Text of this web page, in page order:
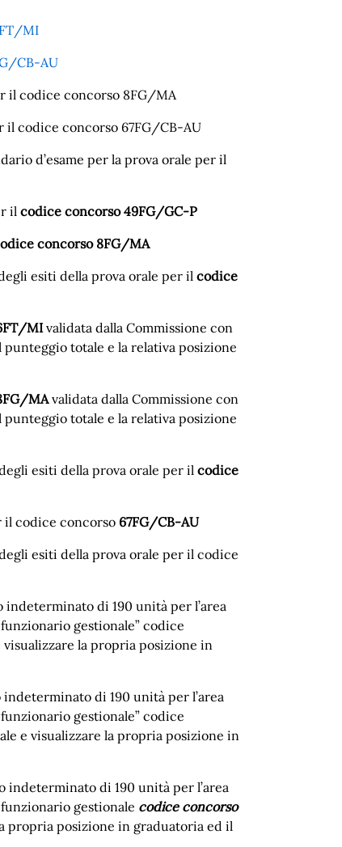
MI
CB-AU
il codice concorso 8FG/MA
il codice concorso 67FG/CB-AU
d’esame per la prova orale per il
il codice concorso 49FG/GC-P
concorso 8FG/MA
degli esiti della prova orale per il codice
MIvalidata dalla Commissione con
totale e la relativa posizione
MAvalidata dalla Commissione con
totale e la relativa posizione
degli esiti della prova orale per il codice
il codice concorso 67FG/CB-AU
degli esiti della prova orale per il codice
indeterminato di 190 unità per l’area
gestionale” codice
la propria posizione in
di 190 unità per l’area
gestionale” codice
e visualizzare la propria posizione in
indeterminato di 190 unità per l’area
gestionale codice concorso
propria posizione in graduatoria ed il